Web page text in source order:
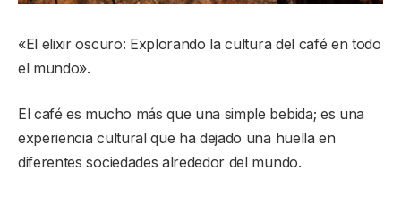
«El elixir oscuro: Explorando la cultura del café en todo
el mundo».
El café es mucho más que una simple bebida; es una
experiencia cultural que ha dejado una huella en
diferentes sociedades alrededor del mundo.